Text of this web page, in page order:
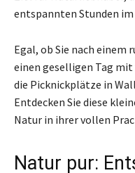
entspannten Stunden
Egal, ob Sie nach einem
einen geselligen Tag
die Picknickplätze in
Entdecken Sie diese
Natur in ihrer vollen
Natur pur: